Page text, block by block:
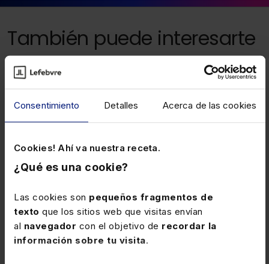
Consentimiento Detalles Acerca de las cookies
Cookies! Ahí va nuestra receta.
¿Qué es una cookie?
Las cookies son pequeños fragmentos de
texto que los sitios web que visitas envían
al navegador con el objetivo de recordar la
información sobre tu visita.
También puede interesarte
19 DICIEMBRE 2023
Prescripción de la reclamación de
daños y perjuicios derivada de un
accidente de trabajo (RS 50/23 12 de
Diciembre de 2023 al 18 de Diciembre
de 2023)
interrumpe el plazo de prescripción de la acción de
accidente laboral cuando es el trabajador quien
30 ENERO 2018
Depósito de cuentas anuales: